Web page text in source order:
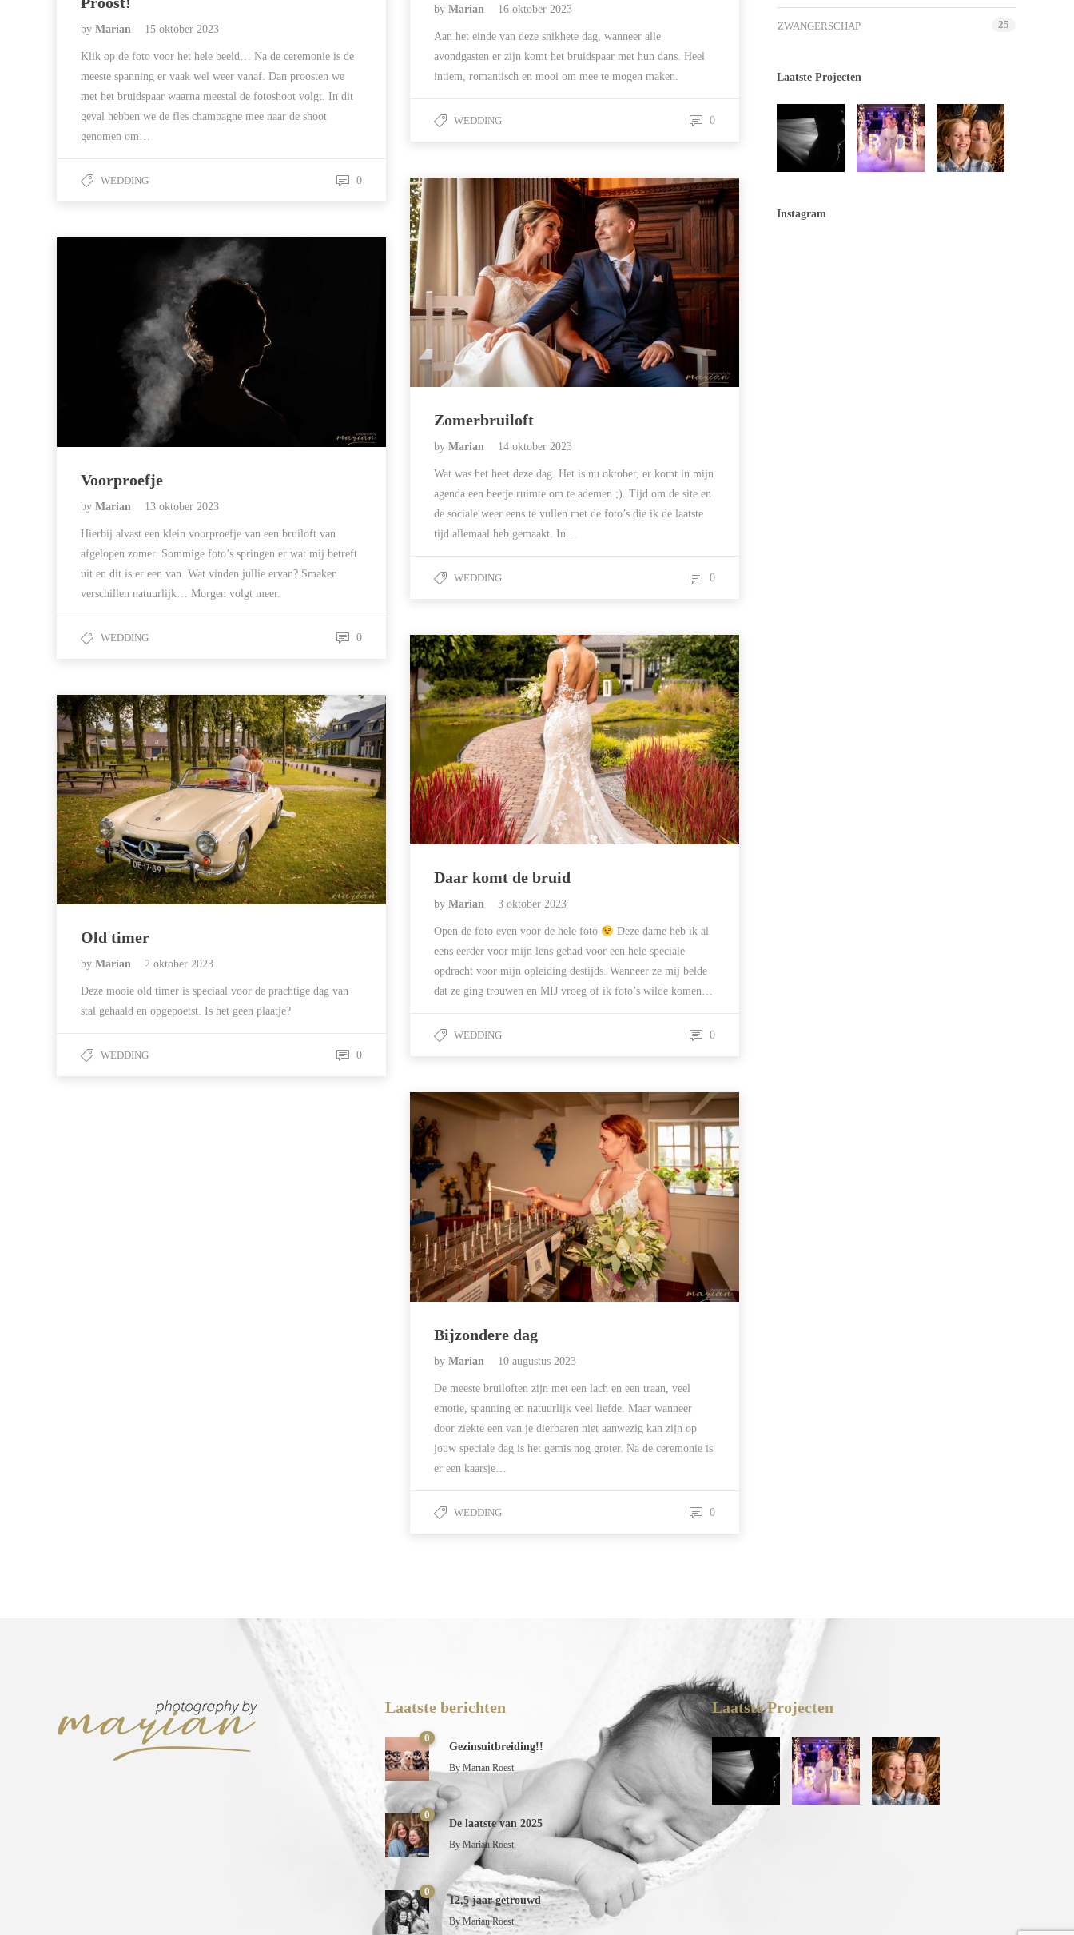
by Marian 16 oktober 2023
Aan het einde van deze snikhete dag, wanneer alle
avondgasten er zijn komt het bruidspaar met hun dans. Heel
intiem, romantisch en mooi om mee te mogen maken.
WEDDING 0
by Marian 15 oktober 2023
Klik op de foto voor het hele beeld… Na de ceremonie is de
meeste spanning er vaak wel weer vanaf. Dan proosten we
met het bruidspaar waarna meestal de fotoshoot volgt. In dit
geval hebben we de fles champagne mee naar de shoot
genomen om…
WEDDING 0
Zomerbruiloft
by Marian 14 oktober 2023
Wat was het heet deze dag. Het is nu oktober, er komt in mijn
agenda een beetje ruimte om te ademen ;). Tijd om de site en
de sociale weer eens te vullen met de foto’s die ik de laatste
tijd allemaal heb gemaakt. In…
WEDDING 0
Voorproefje
by Marian 13 oktober 2023
Hierbij alvast een klein voorproefje van een bruiloft van
afgelopen zomer. Sommige foto’s springen er wat mij betreft
uit en dit is er een van. Wat vinden jullie ervan? Smaken
verschillen natuurlijk… Morgen volgt meer.
WEDDING 0
Daar komt de bruid
by Marian 3 oktober 2023
Open de foto even voor de hele foto
Deze dame heb ik al
eens eerder voor mijn lens gehad voor een hele speciale
opdracht voor mijn opleiding destijds. Wanneer ze mij belde
dat ze ging trouwen en MIJ vroeg of ik foto’s wilde komen…
WEDDING 0
Old timer
by Marian 2 oktober 2023
Deze mooie old timer is speciaal voor de prachtige dag van
stal gehaald en opgepoetst. Is het geen plaatje?
WEDDING 0
Bijzondere dag
by Marian 10 augustus 2023
De meeste bruiloften zijn met een lach en een traan, veel
emotie, spanning en natuurlijk veel liefde. Maar wanneer
door ziekte een van je dierbaren niet aanwezig kan zijn op
jouw speciale dag is het gemis nog groter. Na de ceremonie is
er een kaarsje…
WEDDING 0
ZWANGERSCHAP 25
Laatste Projecten
Instagram
Laatste berichten
0
Gezinsuitbreiding!!
By Marian Roest
0
De laatste van 2025
By Marian Roest
0
12,5 jaar getrouwd
ByMarian Roest
Laatste Projecten